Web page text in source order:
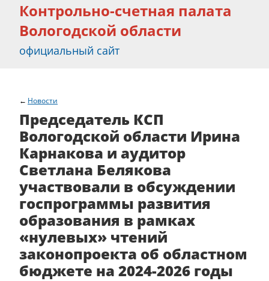
Контрольно-счетная палата
Вологодской области
официальный сайт
Новости
Председатель КСП
Вологодской области Ирина
Карнакова и аудитор
Светлана Белякова
участвовали в обсуждении
госпрограммы развития
образования в рамках
«нулевых» чтений
законопроекта об областном
бюджете на 2024-2026 годы